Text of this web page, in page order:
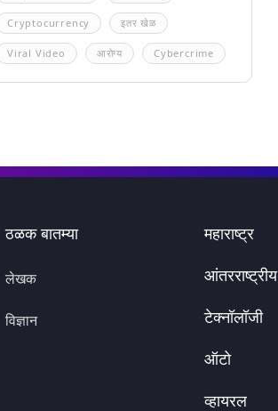
Cryptocurrency इतर खेळ
Viral Video आरोग्य Cybercrime
ठळक बातम्या
लेखक
विज्ञान
महाराष्ट्र
आंतरराष्ट्रीय
टेक्नॉलॉजी
ऑटो
व्हायरल